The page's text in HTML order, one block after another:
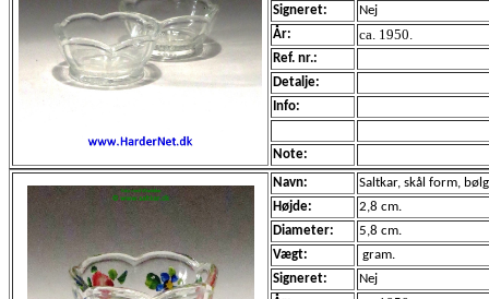
Signeret:
Nej
År:
ca. 1950.
Ref. nr.:
Detalje:
Info:
Note:
Navn:
Saltkar, skål form,
Højde:
2,8 cm.
Diameter:
5,8 cm.
Vægt:
gram.
Signeret:
Nej